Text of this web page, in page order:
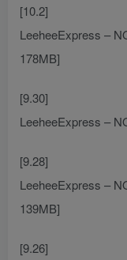
[10.2]
LeeheeExpress –
178MB]
[9.30]
LeeheeExpress –
[9.28]
LeeheeExpress –
139MB]
[9.26]